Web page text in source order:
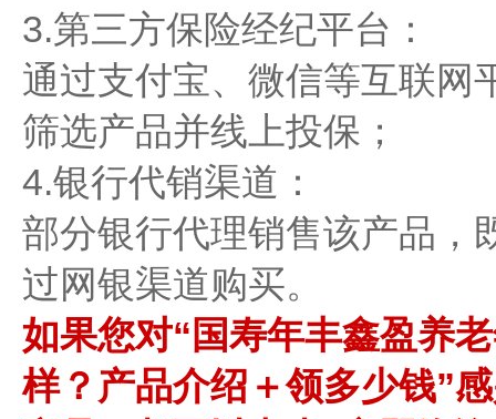
3.‌第三方保险经纪平台‌：
通过支付宝、微信等互联网
筛选产品并线上投保；
4.‌银行代销渠道：‌
部分银行代理销售该产品，
过网银渠道购买。
如果您对“国寿年丰鑫盈养
样？产品介绍＋领多少钱”